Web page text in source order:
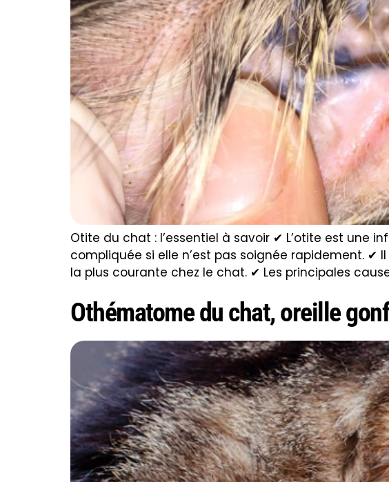
Otite du chat : l’essentiel à savoir ✔ L’otite est une
compliquée si elle n’est pas soignée rapidement. ✔
la plus courante chez le chat. ✔ Les principales
Othématome du chat, oreille